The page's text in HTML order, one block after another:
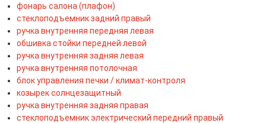
фонарь салона (плафон)
стеклоподъемник задний правый
ручка внутренняя передняя левая
обшивка стойки передней левой
ручка внутренняя задняя левая
ручка внутренняя потолочная
блок управления печки / климат-контроля
козырек солнцезащитный
ручка внутренняя задняя правая
стеклоподъемник электрический передний правый